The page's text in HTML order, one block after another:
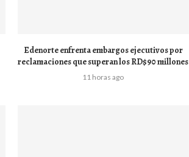
Edenorte enfrenta embargos ejecutivos por
reclamaciones que superan los RD$90 millones
11 horas ago